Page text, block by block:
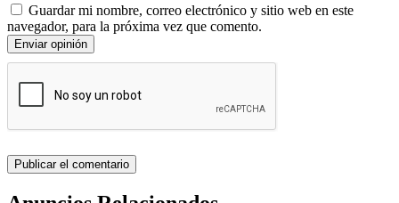
Guardar mi nombre, correo electrónico y sitio web en este
navegador, para la próxima vez que comento.
Enviar opinión